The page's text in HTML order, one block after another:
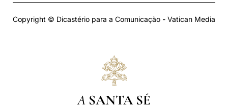
Copyright © Dicastério para a Comunicação - Vatican Media
A SANTA SÉ